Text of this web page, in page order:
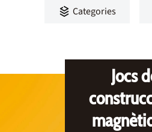
Categories
Jocs